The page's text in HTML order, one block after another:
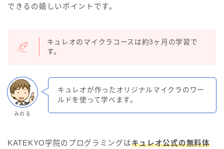
できるの嬉しいポイントです。
キュレオのマイクラコースは約3ヶ月の学習で
す。
みのる
キュレオが作ったオリジナルマイクラのワー
ルドを使って学べます。
KATEKYO学院のプログラミングはキュレオ公式の無料体